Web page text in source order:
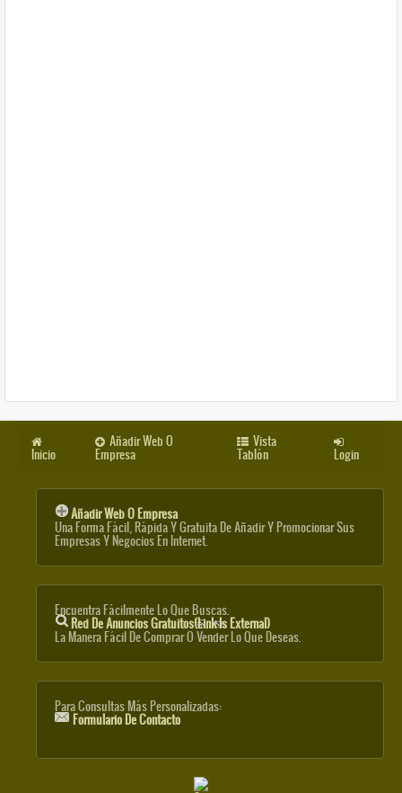
Inicio
Añadir Web O
Empresa
Vista
Tablón Login
Añadir Web O Empresa
Una Forma Fácil, Rápida Y Gratuita De Añadir Y Promocionar Sus
Empresas Y Negocios En Internet.
Encuentra Fácilmente Lo Que Buscas.
Red De Anuncios Gratuitos(link Is External)
La Manera Fácil De Comprar O Vender Lo Que Deseas.
Para Consultas Más Personalizadas:
Formulario De Contacto